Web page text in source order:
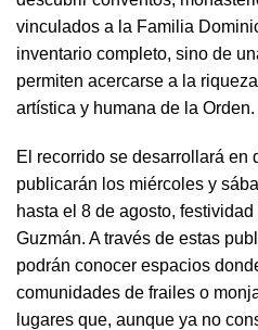
vinculados a la Familia
inventario completo, sino de
permiten acercarse a la
artística y humana de la Orden.
El recorrido se desarrollará en
publicarán los miércoles y
hasta el 8 de agosto,
Guzmán. A través de estas
podrán conocer espacios
comunidades de frailes o
lugares que, aunque ya no